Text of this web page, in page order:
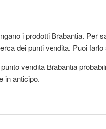
i prodotti Brabantia. Per
dei punti vendita. Puoi
vendita Brabantia
in anticipo.